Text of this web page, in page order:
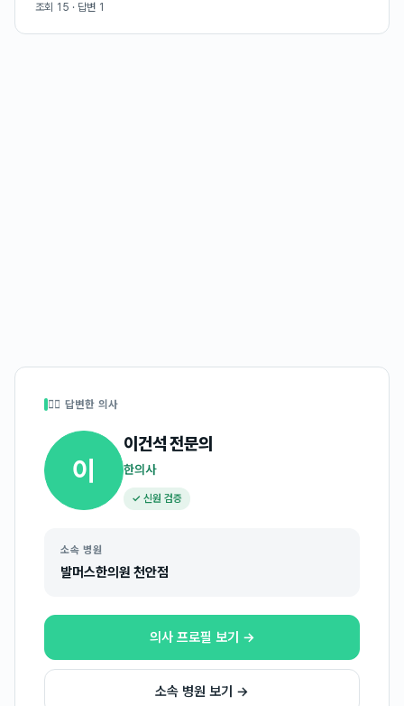
조회 15 · 답변 1
👩‍⚕️ 답변한 의사
이
이건석전문의
한의사
✓ 신원 검증
소속 병원
발머스한의원 천안점
의사 프로필 보기 →
소속 병원 보기 →